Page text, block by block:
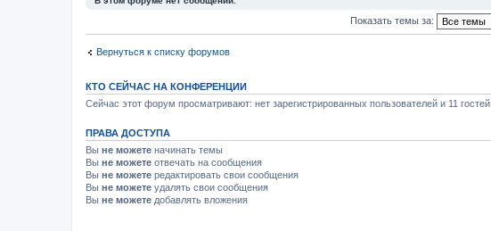
Показать темы за:
Вернуться к списку форумов
КТО СЕЙЧАС НА КОНФЕРЕНЦИИ
Сейчас этот форум просматривают: нет зарегистрированных пользователей и 11 гостей
ПРАВА ДОСТУПА
Вы не можете начинать темы
Вы не можете отвечать на сообщения
Вы не можете редактировать свои сообщения
Вы не можете удалять свои сообщения
Вы не можете добавлять вложения